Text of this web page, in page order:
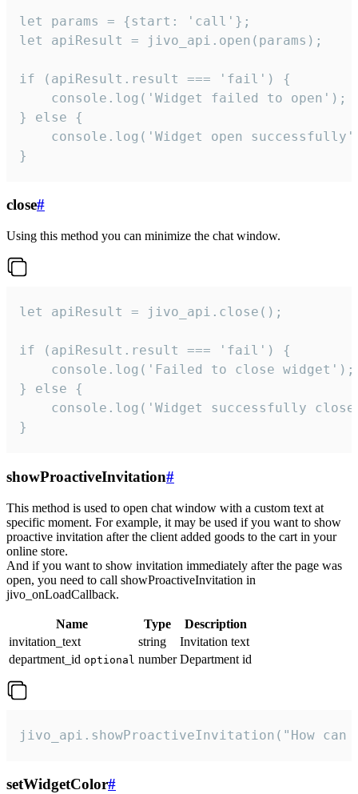
let params = {start: 'call'};
let apiResult = jivo_api.open(params);
if (apiResult.result === 'fail') {
    console.log('Widget failed to open');
} else {
console.log('Widget open
}
close#
Using this method you can minimize the chat window.
let apiResult = jivo_api.close();
if (apiResult.result === 'fail') {
    console.log('Failed to close widget');
} else {
console.log('Widget successfully
}
showProactiveInvitation#
This method is used to open chat window with a custom text at
specific moment. For example, it may be used if you want to show
proactive invitation after the client added goods to the cart in your
online store.
And if you want to show invitation immediately after the page was
open, you need to call showProactiveInvitation in
jivo_onLoadCallback.
Name Type
Description
invitation_text
string
Invitation text
department_id optional number Department id
jivo_api.showProactiveInvitation("How
setWidgetColor#